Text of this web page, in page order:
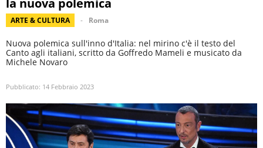
la nuova polemica
ARTE & CULTURA Roma
Nuova polemica sull'inno d'Italia: nel mirino c'è il testo del
Canto agli italiani, scritto da Goffredo Mameli e musicato da
Michele Novaro
Pubblicato: 14 Febbraio 2023